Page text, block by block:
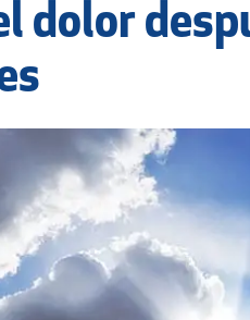
dolor